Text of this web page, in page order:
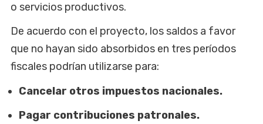
o servicios productivos.
De acuerdo con el proyecto, los saldos a favor
que no hayan sido absorbidos en tres períodos
fiscales podrían utilizarse para:
Cancelar otros impuestos nacionales.
Pagar contribuciones patronales.